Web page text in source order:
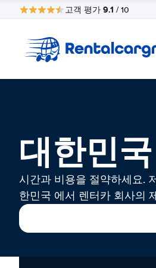
고객 평가 9.1 / 10
대한민
시간과 비용을 절약하세요.
한민국 에서 렌터카 회사의